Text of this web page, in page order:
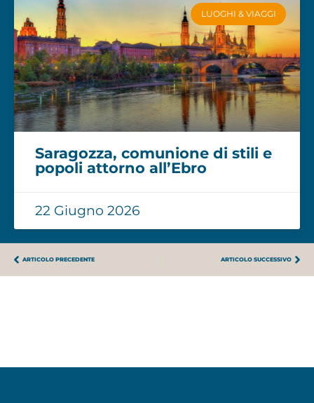
LUOGHI & VIAGGI
Saragozza, comunione di stili e
popoli attorno all’Ebro
22 Giugno 2026
ARTICOLO PRECEDENTE ARTICOLO SUCCESSIVO